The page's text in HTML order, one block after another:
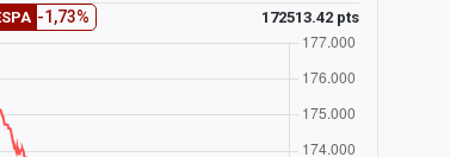
-1,73% 172513.42 pts